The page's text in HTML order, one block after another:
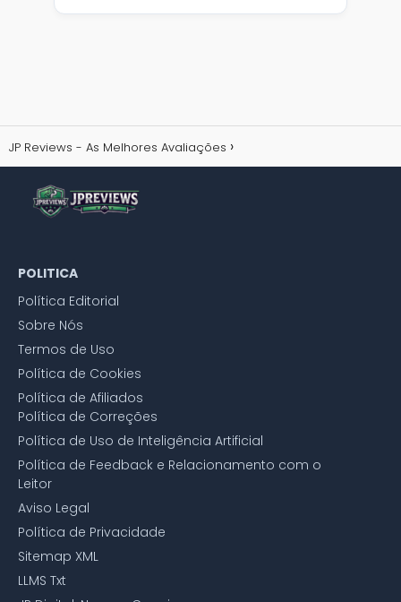
JP Reviews - As Melhores Avaliações
POLITICA
Política Editorial
Sobre Nós
Termos de Uso
Política de Cookies
Política de Afiliados
Política de Correções
Política de Uso de Inteligência Artificial
Política de Feedback e Relacionamento com o
Leitor
Aviso Legal
Política de Privacidade
Sitemap XML
LLMS Txt